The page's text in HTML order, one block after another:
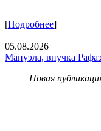
[Подробнее]
05.08.2026
Мануэла, внучка
Новая